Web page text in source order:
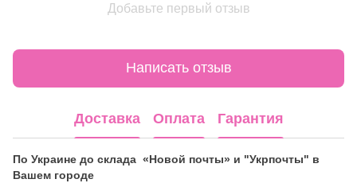
Добавьте первый отзыв
Написать отзыв
Доставка Оплата Гарантия
По Украине до склада «Новой почты» и "Укрпочты" в
Вашем городе